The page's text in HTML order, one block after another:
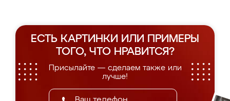
ЕСТЬ КАРТИНКИ ИЛИ ПРИМЕРЫ
ТОГО, ЧТО НРАВИТСЯ?
Присылайте — сделаем также или
лучше!